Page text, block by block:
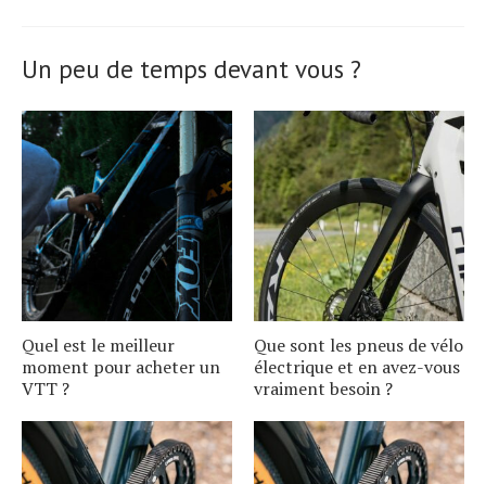
Un peu de temps devant vous ?
Quel est le meilleur
moment pour acheter un
VTT ?
Que sont les pneus de vélo
électrique et en avez-vous
vraiment besoin ?